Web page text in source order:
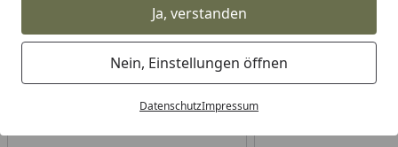
Ja, verstanden
Nein, Einstellungen öffnen
DatenschutzImpressum